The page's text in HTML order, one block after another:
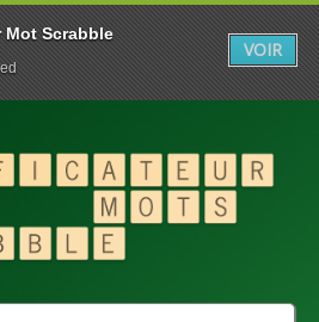
Mot Scrabble
VOIR